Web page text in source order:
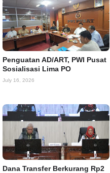
Penguatan AD/ART, PWI Pusat
Sosialisasi Lima PO
July 16, 2026
Dana Transfer Berkurang Rp2